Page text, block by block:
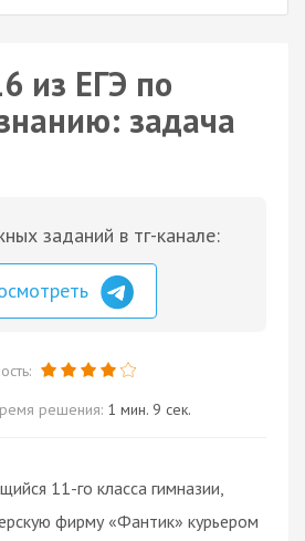
из ЕГЭ по
задача
заданий в тг-канале:
решения: 1 мин. 9 сек.
11-го класса гимназии,
фирму «Фантик» курьером